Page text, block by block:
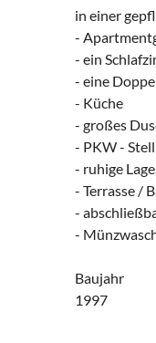
in einer
-
- ein
- eine
- Küche
- großes
- PKW -
- ruhige
- Terrasse /
-
-
Baujahr
1997